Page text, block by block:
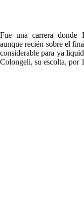
Fue una carrera donde
aunque recién sobre el
considerable para ya
Colongeli, su escolta, por